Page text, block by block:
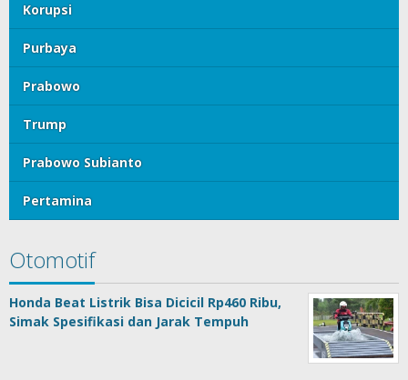
Korupsi
Purbaya
Prabowo
Trump
Prabowo Subianto
Pertamina
Otomotif
Honda Beat Listrik Bisa Dicicil Rp460 Ribu,
Simak Spesifikasi dan Jarak Tempuh